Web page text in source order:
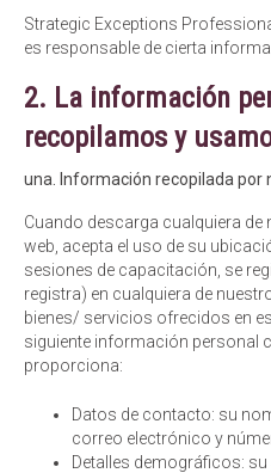
Strategic Exceptions
es responsable de cierta
2. La información
recopilamos y
una. Información recopilada por
Cuando descarga cualquiera
web, acepta el uso de su
sesiones de capacitación, se
registra) en cualquiera de
bienes/ servicios ofrecidos en
siguiente información personal
proporciona:
Datos de contacto: su
correo electrónico y
Detalles demográficos: